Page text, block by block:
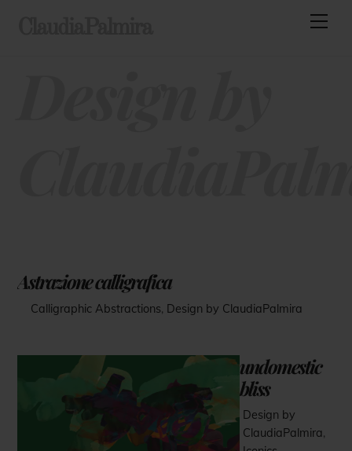
Astrazione calligrafica
Calligraphic Abstractions, Design by ClaudiaPalmira
undomestic
bliss
Design by
ClaudiaPalmira,